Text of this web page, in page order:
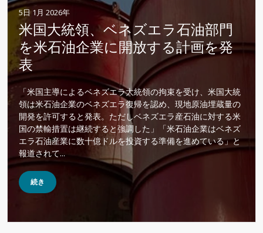
5日 1月 2026年
米国大統領、ベネズエラ石油部門
を米石油企業に開放する計画を発
表
「米国主導によるベネズエラ大統領の拘束を受け、米国大統
領は米石油企業のベネズエラ復帰を認め、現地原油埋蔵量の
開発を許可すると発表。ただしベネズエラ産石油に対する米
国の禁輸措置は継続すると強調した」「米石油企業はベネズ
エラ石油産業に数十億ドルを投資する準備を進めている」と
報道されて...
続き